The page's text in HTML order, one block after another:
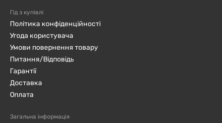
Гід з купівлі
Політика конфіденційності
Угода користувача
Умови повернення товару
Питання/Відповідь
Гарантії
Доставка
Оплата
Загальна інформація